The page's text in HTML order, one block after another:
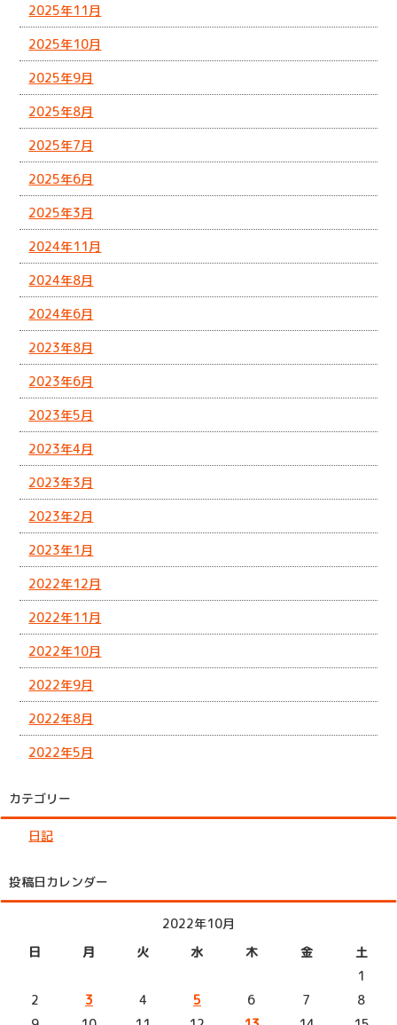
2025年11月
2025年10月
2025年9月
2025年8月
2025年7月
2025年6月
2025年3月
2024年11月
2024年8月
2024年6月
2023年8月
2023年6月
2023年5月
2023年4月
2023年3月
2023年2月
2023年1月
2022年12月
2022年11月
2022年10月
2022年9月
2022年8月
2022年5月
カテゴリー
日記
投稿日カレンダー
2022年10月
日
月 火 水 木 金
土
1
2
3 4 5 6 7
8